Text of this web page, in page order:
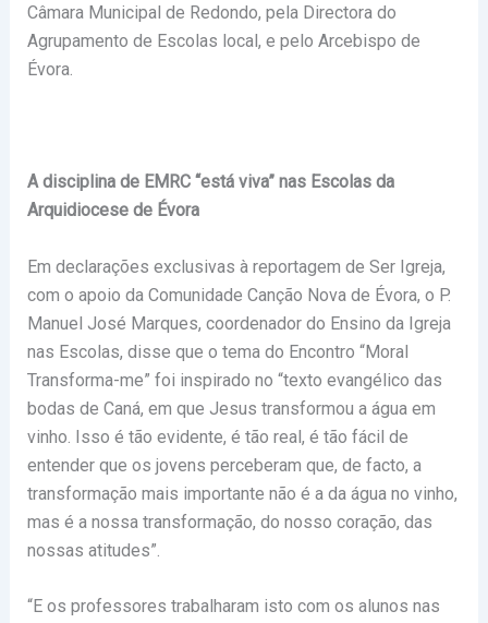
Câmara Municipal de Redondo, pela Directora do
Agrupamento de Escolas local, e pelo Arcebispo de
Évora.
A disciplina de EMRC “está viva” nas Escolas da
Arquidiocese de Évora
Em declarações exclusivas à reportagem de Ser Igreja,
com o apoio da Comunidade Canção Nova de Évora, o P.
Manuel José Marques, coordenador do Ensino da Igreja
nas Escolas, disse que o tema do Encontro “Moral
Transforma-me” foi inspirado no “texto evangélico das
bodas de Caná, em que Jesus transformou a água em
vinho. Isso é tão evidente, é tão real, é tão fácil de
entender que os jovens perceberam que, de facto, a
transformação mais importante não é a da água no vinho,
mas é a nossa transformação, do nosso coração, das
nossas atitudes”.
“E os professores trabalharam isto com os alunos nas